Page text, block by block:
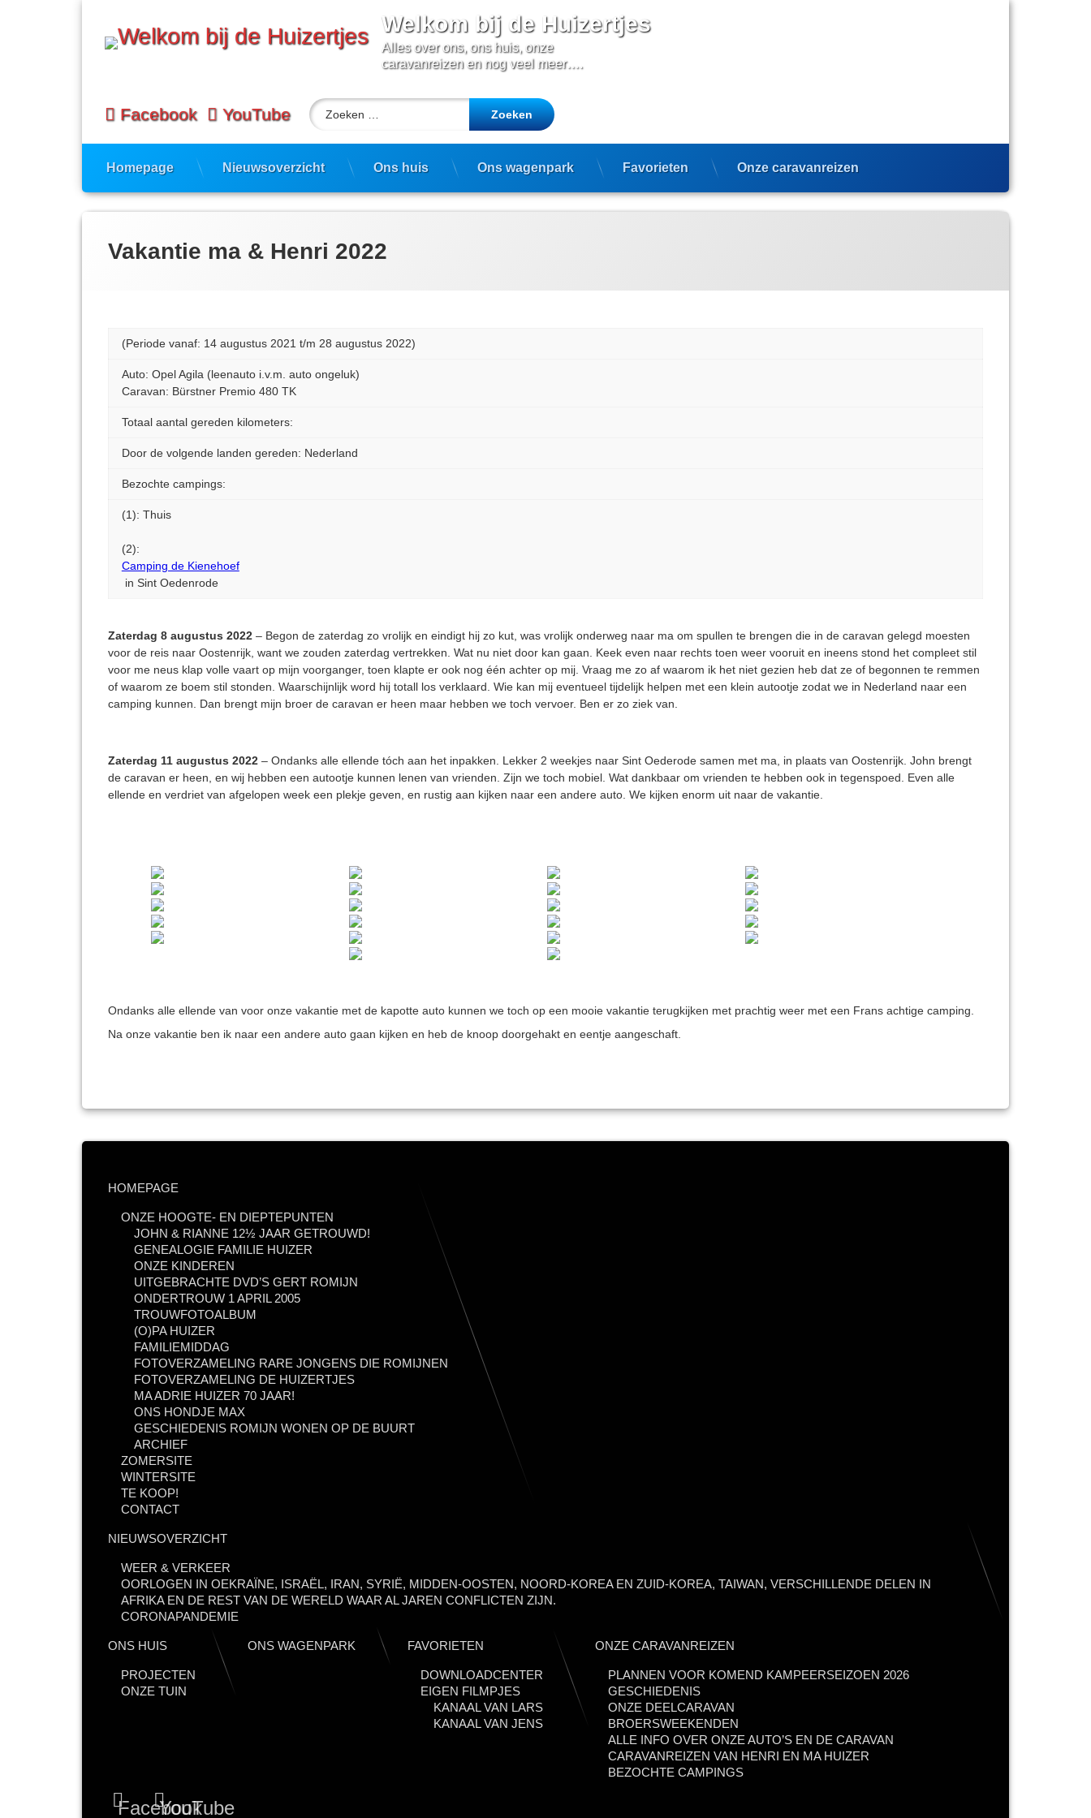
Welkom bij de Huizertjes
Alles over ons, ons huis, onze
caravanreizen en nog veel meer….
Facebook YouTube
Zoeken naar:
Homepage Nieuwsoverzicht Ons huis Ons wagenpark Favorieten Onze caravanreizen
Vakantie ma & Henri 2022
(Periode vanaf: 14 augustus 2021 t/m 28 augustus 2022)
Auto: Opel Agila (leenauto i.v.m. auto ongeluk)
Caravan: Bürstner Premio 480 TK
Totaal aantal gereden kilometers:
Door de volgende landen gereden: Nederland
Bezochte campings:
(1): Thuis
(2):
Camping de Kienehoef
in Sint Oedenrode
Zaterdag 8 augustus 2022– Begon de zaterdag zo vrolijk en eindigt hij zo kut, was vrolijk onderweg naar ma om spullen te brengen die in de caravan gelegd moesten
voor de reis naar Oostenrijk, want we zouden zaterdag vertrekken. Wat nu niet door kan gaan. Keek even naar rechts toen weer vooruit en ineens stond het compleet stil
voor me neus klap volle vaart op mijn voorganger, toen klapte er ook nog één achter op mij. Vraag me zo af waarom ik het niet gezien heb dat ze of begonnen te remmen
of waarom ze boem stil stonden. Waarschijnlijk word hij totall los verklaard. Wie kan mij eventueel tijdelijk helpen met een klein autootje zodat we in Nederland naar een
camping kunnen. Dan brengt mijn broer de caravan er heen maar hebben we toch vervoer. Ben er zo ziek van.
Zaterdag 11 augustus 2022– Ondanks alle ellende tóch aan het inpakken. Lekker 2 weekjes naar Sint Oederode samen met ma, in plaats van Oostenrijk. John brengt
de caravan er heen, en wij hebben een autootje kunnen lenen van vrienden. Zijn we toch mobiel. Wat dankbaar om vrienden te hebben ook in tegenspoed. Even alle
ellende en verdriet van afgelopen week een plekje geven, en rustig aan kijken naar een andere auto. We kijken enorm uit naar de vakantie.
Ondanks alle ellende van voor onze vakantie met de kapotte auto kunnen we toch op een mooie vakantie terugkijken met prachtig weer met een Frans achtige camping.
Na onze vakantie ben ik naar een andere auto gaan kijken en heb de knoop doorgehakt en eentje aangeschaft.
HOMEPAGE
ONZE HOOGTE- EN DIEPTEPUNTEN
JOHN & RIANNE 12½ JAAR GETROUWD!
GENEALOGIE FAMILIE HUIZER
ONZE KINDEREN
UITGEBRACHTE DVD’S GERT ROMIJN
ONDERTROUW 1 APRIL 2005
TROUWFOTOALBUM
(O)PA HUIZER
FAMILIEMIDDAG
FOTOVERZAMELING RARE JONGENS DIE ROMIJNEN
FOTOVERZAMELING DE HUIZERTJES
MA ADRIE HUIZER 70 JAAR!
ONS HONDJE MAX
GESCHIEDENIS ROMIJN WONEN OP DE BUURT
ARCHIEF
ZOMERSITE
WINTERSITE
TE KOOP!
CONTACT
NIEUWSOVERZICHT
WEER & VERKEER
OORLOGEN IN OEKRAÏNE, ISRAËL, IRAN, SYRIË, MIDDEN-OOSTEN, NOORD-KOREA EN ZUID-KOREA, TAIWAN, VERSCHILLENDE DELEN IN
AFRIKA EN DE REST VAN DE WERELD WAAR AL JAREN CONFLICTEN ZIJN.
CORONAPANDEMIE
ONS HUIS
PROJECTEN
ONZE TUIN
ONS WAGENPARK FAVORIETEN
DOWNLOADCENTER
EIGEN FILMPJES
KANAAL VAN LARS
KANAAL VAN JENS
ONZE CARAVANREIZEN
PLANNEN VOOR KOMEND KAMPEERSEIZOEN 2026
GESCHIEDENIS
ONZE DEELCARAVAN
BROERSWEEKENDEN
ALLE INFO OVER ONZE AUTO’S EN DE CARAVAN
CARAVANREIZEN VAN HENRI EN MA HUIZER
BEZOCHTE CAMPINGS
Facebook
YouTube